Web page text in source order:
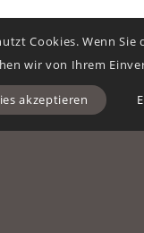
Cookies. Wenn Sie
wir von Ihrem
akzeptieren